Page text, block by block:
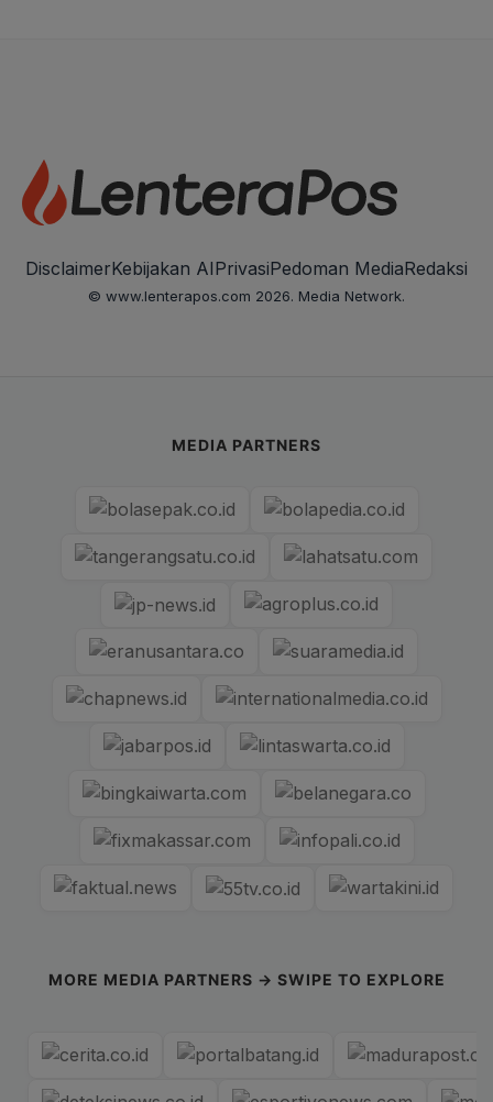
DisclaimerKebijakan AIPrivasiPedoman MediaRedaksi
© www.lenterapos.com 2026. Media Network.
MEDIA PARTNERS
MORE MEDIA PARTNERS → SWIPE TO EXPLORE